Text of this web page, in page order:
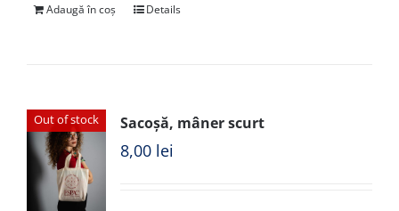
Adaugă în coș Details
Out of stock Sacoșă, mâner scurt
8,00 lei